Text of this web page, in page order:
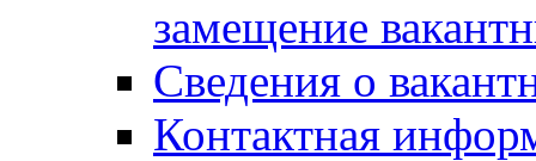
замещение
Сведения о
Контактная